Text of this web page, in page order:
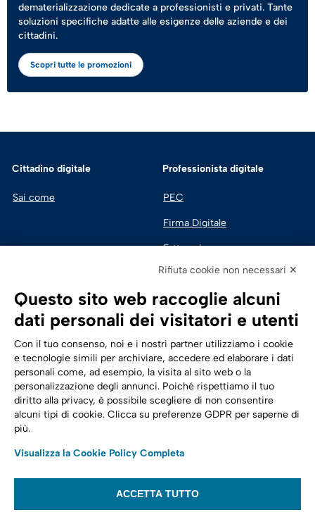
dematerializzazione dedicate a professionisti e privati. Tante
soluzioni specifiche adatte alle esigenze delle aziende e dei
cittadini.
Scopri tutte le promozioni
Cittadino digitale
Sai come
Professionista digitale
PEC
Firma Digitale
Fatturazione
Sicurezza Digitale
Cloud
Trasformazione digitale
Energia
Telecomunicazioni
Automotive
Seguici su:
Rifiuta cookie non necessari ✕
Questo sito web raccoglie alcuni
dati personali dei visitatori e utenti
Con il tuo consenso, noi e i nostri partner utilizziamo i cookie
e tecnologie simili per archiviare, accedere ed elaborare i dati
personali come, ad esempio, la visita al sito web o la
personalizzazione degli annunci. Poiché rispettiamo il tuo
diritto alla privacy, è possibile scegliere di non consentire
alcuni tipi di cookie. Clicca su preferenze GDPR per saperne di
più.
Visualizza la Cookie Policy Completa
ACCETTA TUTTO